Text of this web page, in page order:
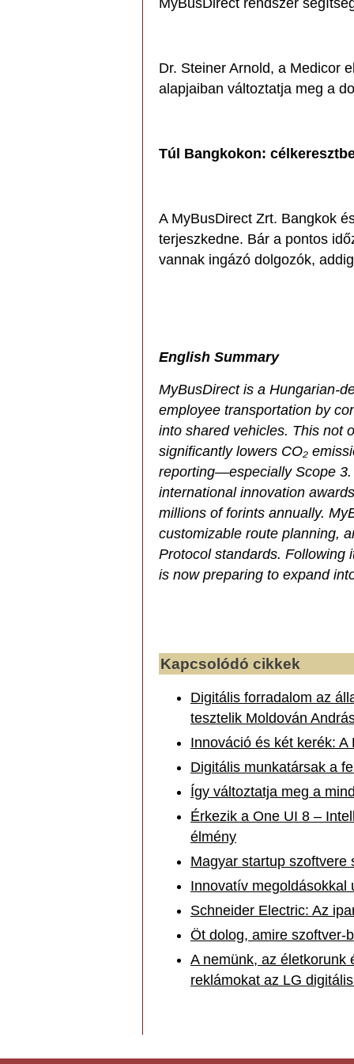
MyBusDirect rendszer
Dr. Steiner Arnold, a Medicor
alapjaiban változtatja meg a
Túl Bangkokon:
A MyBusDirect Zrt. Bangkok
terjeszkedne. Bár a pontos
vannak ingázó dolgozók,
English Summary
MyBusDirect is a Hungarian-
employee transportation by
into shared vehicles. This not
significantly lowers CO₂
reporting—especially Scope
international innovation
millions of forints annually.
customizable route planning,
Protocol standards. Following
is now preparing to expand
Kapcsolódó cikkek
Digitális forradalom az
tesztelik Moldován
Innováció és két kerék:
Digitális munkatársak a
Így változtatja meg a
Érkezik a One UI 8 –
élmény
Magyar startup
Innovatív megoldásokkal
Schneider Electric: Az
Öt dolog, amire szoftver-
A nemünk, az életkorunk
reklámokat az LG